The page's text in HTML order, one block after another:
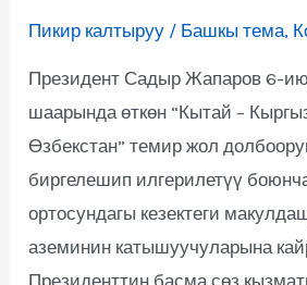
Пикир калтыруу / Башкы тема,
Президент Садыр Жапаров 6-
шаарында өткөн “Кытай –
Өзбекстан” темир жол
биргелешип илгерилетүү
ортосундагы кезектеги
аземинин катышуучуларына
Президенттин басма сөз